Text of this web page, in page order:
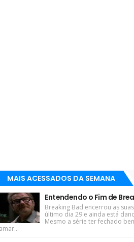
MAIS ACESSADOS DA SEMANA
Entendendo o Fim de
Breaking Bad encerrou as
último dia 29 e ainda está
Mesmo a série ter fechado
amar...